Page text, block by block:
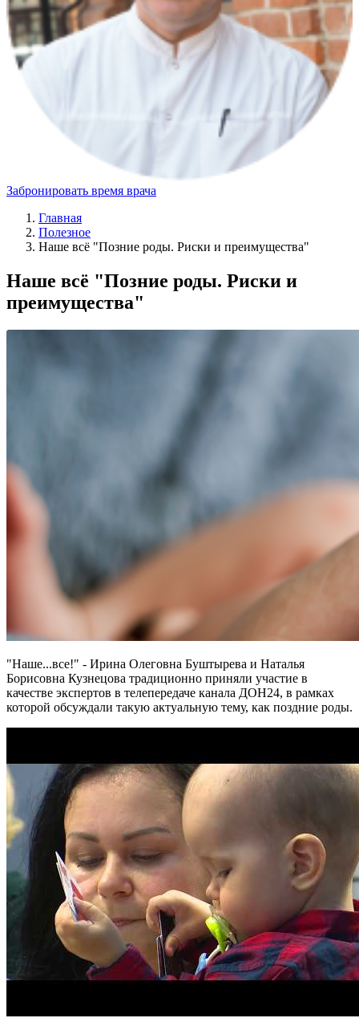
Забронировать время врача
Главная
Полезное
Наше всё "Позние роды. Риски и преимущества"
Наше всё "Позние роды. Риски и
преимущества"
"Наше...все!" - Ирина Олеговна Буштырева и Наталья
Борисовна Кузнецова традиционно приняли участие в
качестве экспертов в телепередаче канала ДОН24, в рамках
которой обсуждали такую актуальную тему, как поздние роды.